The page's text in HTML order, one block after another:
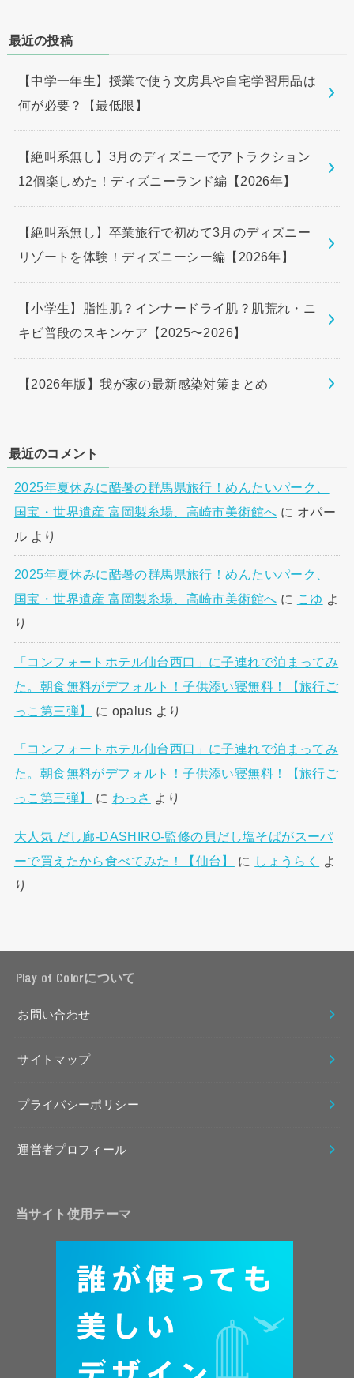
最近の投稿
【中学一年生】授業で使う文房具や自宅学習用品は
何が必要？【最低限】
【絶叫系無し】3月のディズニーでアトラクション
12個楽しめた！ディズニーランド編【2026年】
【絶叫系無し】卒業旅行で初めて3月のディズニー
リゾートを体験！ディズニーシー編【2026年】
【小学生】脂性肌？インナードライ肌？肌荒れ・ニ
キビ普段のスキンケア【2025〜2026】
【2026年版】我が家の最新感染対策まとめ
最近のコメント
2025年夏休みに酷暑の群馬県旅行！めんたいパーク、
国宝・世界遺産 富岡製糸場、高崎市美術館へ に オパー
ル より
2025年夏休みに酷暑の群馬県旅行！めんたいパーク、
国宝・世界遺産 富岡製糸場、高崎市美術館へ に こゆ よ
り
「コンフォートホテル仙台西口」に子連れで泊まってみ
た。朝食無料がデフォルト！子供添い寝無料！【旅行ご
っこ第三弾】
に opalus より
「コンフォートホテル仙台西口」に子連れで泊まってみ
た。朝食無料がデフォルト！子供添い寝無料！【旅行ご
っこ第三弾】
に わっさ より
大人気 だし廊-DASHIRO-監修の貝だし塩そばがスーパ
ーで買えたから食べてみた！【仙台】
に しょうらく
よ
り
Play of Colorについて
お問い合わせ
サイトマップ
プライバシーポリシー
運営者プロフィール
当サイト使用テーマ